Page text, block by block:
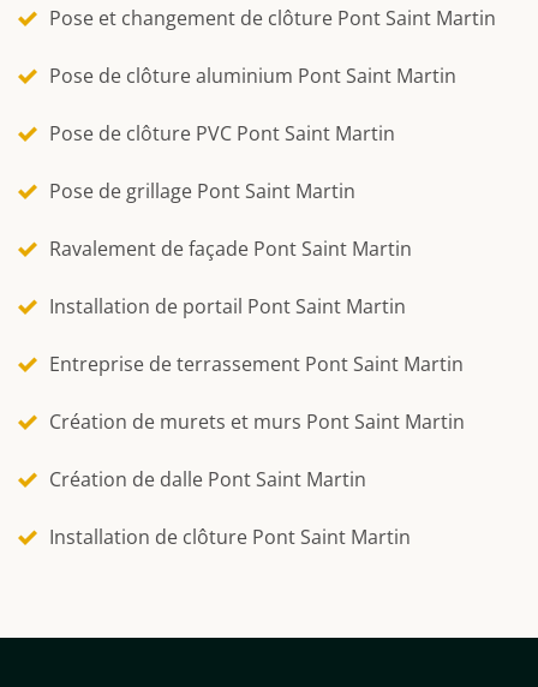
Pose et changement de clôture Pont Saint Martin
Pose de clôture aluminium Pont Saint Martin
Pose de clôture PVC Pont Saint Martin
Pose de grillage Pont Saint Martin
Ravalement de façade Pont Saint Martin
Installation de portail Pont Saint Martin
Entreprise de terrassement Pont Saint Martin
Création de murets et murs Pont Saint Martin
Création de dalle Pont Saint Martin
Installation de clôture Pont Saint Martin